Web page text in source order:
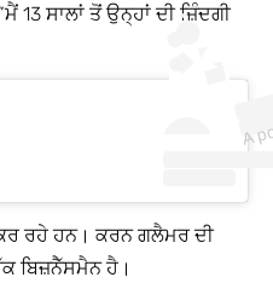
13 ਸਾਲਾਂ ਤੋਂ ਉਨ੍ਹਾਂ ਦੀ ਜ਼ਿੰਦਗੀ
ਰਹੇ ਹਨ। ਕਰਨ ਗਲੈਮਰ ਦੀ
ਬਿਜ਼ਨੈੱਸਮੈਨ ਹੈ।